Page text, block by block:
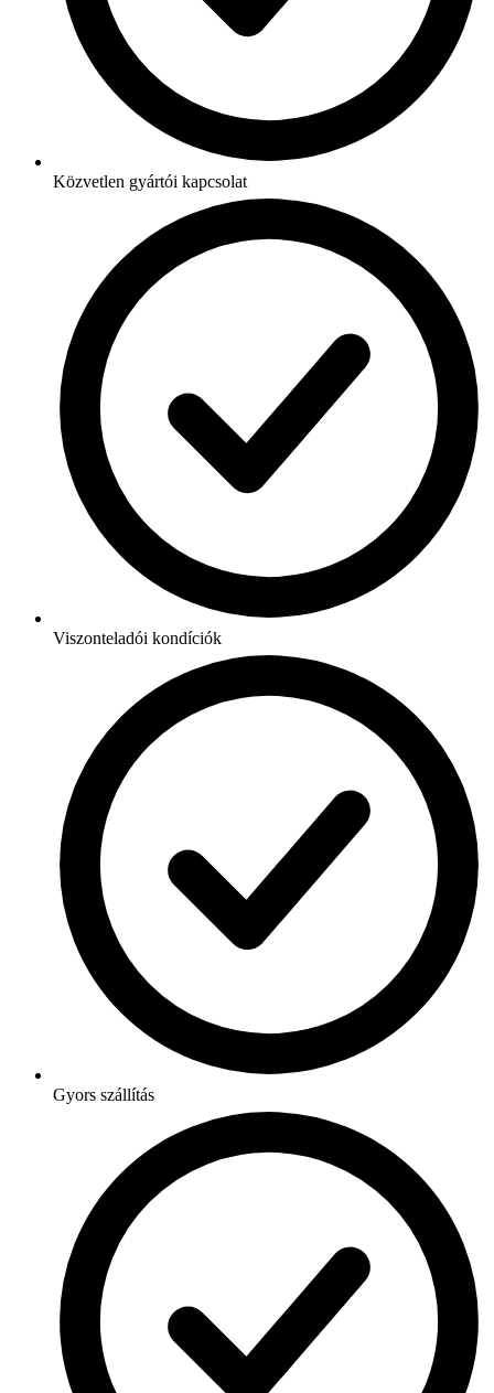
Közvetlen gyártói kapcsolat
Viszonteladói kondíciók
Gyors szállítás